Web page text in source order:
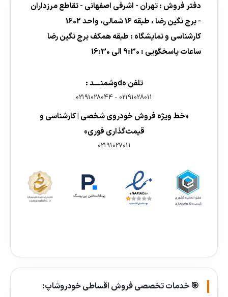
دفتر فروش : تهران - اشرفی اصفهانی - تقاطع مرزداران
- برج نگین رضا ، طبقه 16 شمالی، واحد 1602
کارشناسی و نمایشگاه : طبقه همکف برج نگین رضا
ساعات پاسخگویی : 9:30 الی 16:30
تلفن هdوشمنــــد :
02191028011
-
02191028044
«خط ویژه فروش خودروی شخصی | کارشناسی و
قیمت‌گذاری فوری»
02191027011
🎯 خدمات تخصصی فروش اقساطی خودروشاپ: